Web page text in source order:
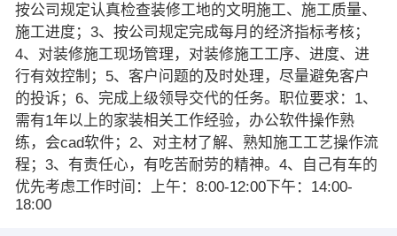
按公司规定认真检查装修工地的文明施工、施工质量、
施工进度；3、按公司规定完成每月的经济指标考核；
4、对装修施工现场管理，对装修施工工序、进度、进
行有效控制；5、客户问题的及时处理，尽量避免客户
的投诉；6、完成上级领导交代的任务。职位要求：1、
需有1年以上的家装相关工作经验，办公软件操作熟
练，会cad软件；2、对主材了解、熟知施工工艺操作流
程；3、有责任心，有吃苦耐劳的精神。4、自己有车的
优先考虑工作时间：上午：8:00-12:00下午：14:00-
18:00